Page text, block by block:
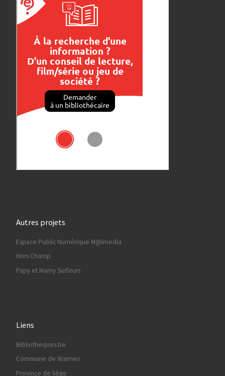
Autres projets
Espace Public Numérique M@lmedia
Hors Champ
Papy et Mamy Surfeurs
Liens
Bibliotheques.be
Commune de Waimes
Province de liège